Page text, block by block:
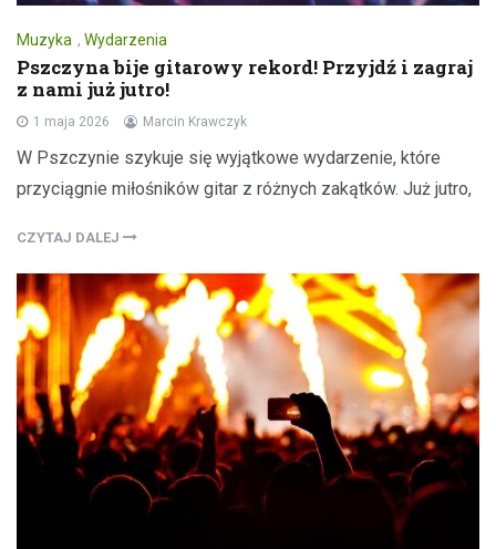
Muzyka , Wydarzenia
Pszczyna bije gitarowy rekord! Przyjdź i zagraj
z nami już jutro!
1 maja 2026 Marcin Krawczyk
W Pszczynie szykuje się wyjątkowe wydarzenie, które
przyciągnie miłośników gitar z różnych zakątków. Już jutro,
CZYTAJ DALEJ